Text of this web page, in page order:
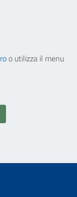
o utilizza il menu